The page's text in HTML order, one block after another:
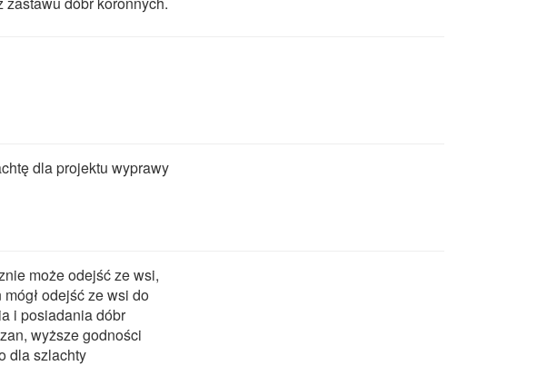
dla projektu wyprawy
może odejść ze wsi,
odejść ze wsi do
i posiadania dóbr
wyższe godności
dla szlachty